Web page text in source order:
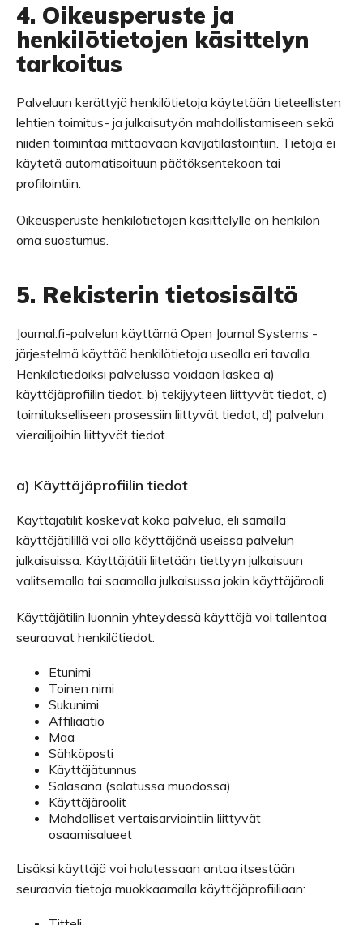
4. Oikeusperuste ja
henkilötietojen käsittelyn
tarkoitus
Palveluun kerättyjä henkilötietoja käytetään tieteellisten
lehtien toimitus- ja julkaisutyön mahdollistamiseen sekä
niiden toimintaa mittaavaan kävijätilastointiin. Tietoja ei
käytetä automatisoituun päätöksentekoon tai
profilointiin.
Oikeusperuste henkilötietojen käsittelylle on henkilön
oma suostumus.
5. Rekisterin tietosisältö
Journal.fi-palvelun käyttämä Open Journal Systems -
järjestelmä käyttää henkilötietoja usealla eri tavalla.
Henkilötiedoiksi palvelussa voidaan laskea a)
käyttäjäprofiilin tiedot, b) tekijyyteen liittyvät tiedot, c)
toimitukselliseen prosessiin liittyvät tiedot, d) palvelun
vierailijoihin liittyvät tiedot.
a) Käyttäjäprofiilin tiedot
Käyttäjätilit koskevat koko palvelua, eli samalla
käyttäjätilillä voi olla käyttäjänä useissa palvelun
julkaisuissa. Käyttäjätili liitetään tiettyyn julkaisuun
valitsemalla tai saamalla julkaisussa jokin käyttäjärooli.
Käyttäjätilin luonnin yhteydessä käyttäjä voi tallentaa
seuraavat henkilötiedot:
Etunimi
Toinen nimi
Sukunimi
Affiliaatio
Maa
Sähköposti
Käyttäjätunnus
Salasana (salatussa muodossa)
Käyttäjäroolit
Mahdolliset vertaisarviointiin liittyvät
osaamisalueet
Lisäksi käyttäjä voi halutessaan antaa itsestään
seuraavia tietoja muokkaamalla käyttäjäprofiiliaan: